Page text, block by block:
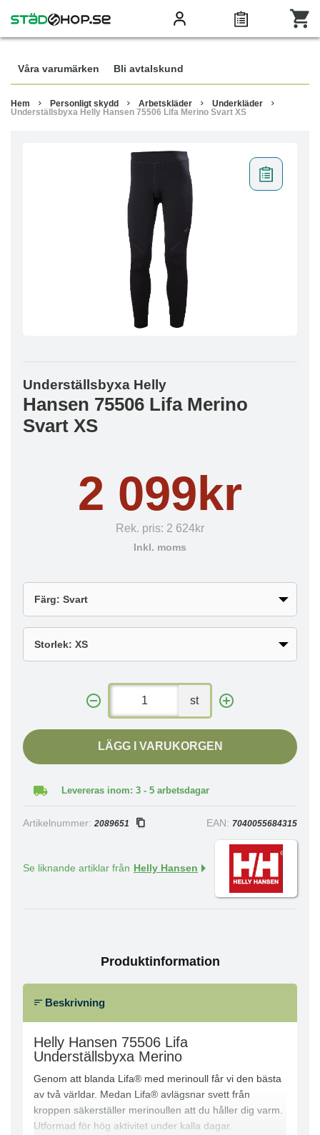
Våra varumärken Bli avtalskund
Hem Personligt skydd Arbetskläder
Underkläder
Underställsbyxa Helly Hansen 75506 Lifa Merino Svart XS
Underställsbyxa Helly
Hansen 75506 Lifa Merino
Svart XS
2 099kr
Rek. pris: 2 624kr
Inkl. moms
st
LÄGG I VARUKORGEN
Levereras inom: 3 - 5 arbetsdagar
Artikelnummer: 2089651 EAN: 7040055684315
Se liknande artiklar från Helly Hansen
Produktinformation
Beskrivning
Helly Hansen 75506 Lifa
Underställsbyxa Merino
Genom att blanda Lifa® med merinoull får vi den bästa
av två världar. Medan Lifa® avlägsnar svett från
kroppen säkerställer merinoullen att du håller dig varm.
Utformad för hög aktivitet under kalla dagar.